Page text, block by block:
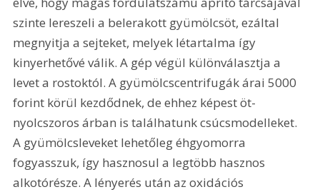
szinte lereszeli a belerakott gyümölcsöt, ezáltal
megnyitja a sejteket, melyek létartalma így
kinyerhetővé válik. A gép végül különválasztja a
levet a rostoktól. A gyümölcscentrifugák árai 5000
forint körül kezdődnek, de ehhez képest öt-
nyolcszoros árban is találhatunk csúcsmodelleket.
A gyümölcsleveket lehetőleg éhgyomorra
fogyasszuk, így hasznosul a legtöbb hasznos
alkotórésze. A lényerés után az oxidációs